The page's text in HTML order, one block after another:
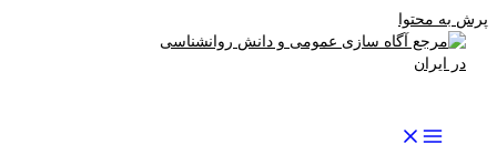
پرش به محتوا